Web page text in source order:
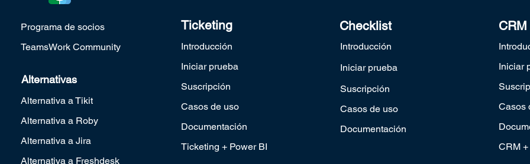
Programa de socios
TeamsWork Community
Alternativas
Alternativa a Tikit
Alternativa a Roby
Alternativa a Jira
Alternativa a Freshdesk
Ticketing
Introducción
Iniciar prueba
Suscripción
Casos de uso
Documentación
Ticketing + Power BI
Checklist
Introducción
Iniciar prueba
Suscripción
Casos de uso
Documentación
CRM
Iniciar
Casos
CRM